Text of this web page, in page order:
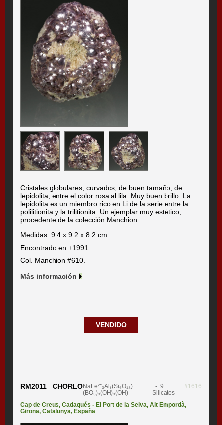
Cristales globulares, curvados, de buen tamaño, de
lepidolita, entre el color rosa al lila. Muy buen brillo. La
lepidolita es un miembro rico en Li de la serie entre la
polilitionita y la trilitionita. Un ejemplar muy estético,
procedente de la colección Manchion.
Medidas: 9.4 x 9.2 x 8.2 cm.
Encontrado en ±1991.
Col. Manchion #610.
Más información
VENDIDO
RM2011 CHORLONaFe²⁺₃Al₆(Si₆O₁₈)
(BO₃)₃(OH)₃(OH)
- 9.
Silicatos
#1616
Cap de Creus,Cadaqués - El Port de la Selva,Alt Empordà,
Girona,Catalunya,España